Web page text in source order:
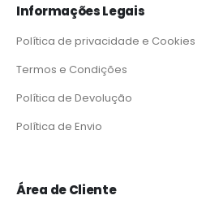
Informações Legais
Política de privacidade e Cookies
Termos e Condições
Política de Devolução
Política de Envio
Área de Cliente